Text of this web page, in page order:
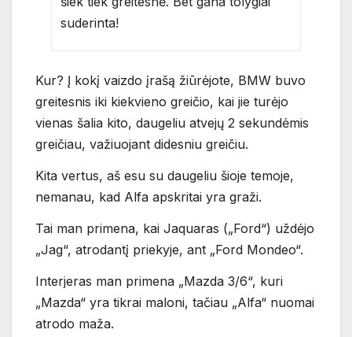
suderinta!
Kur? Į kokį vaizdo įrašą žiūrėjote, BMW buvo
greitesnis iki kiekvieno greičio, kai jie turėjo
vienas šalia kito, daugeliu atvejų 2 sekundėmis
greičiau, važiuojant didesniu greičiu.
Kita vertus, aš esu su daugeliu šioje temoje,
nemanau, kad Alfa apskritai yra graži.
Tai man primena, kai Jaquaras („Ford“) uždėjo
„Jag“, atrodantį priekyje, ant „Ford Mondeo“.
Interjeras man primena „Mazda 3/6“, kuri
„Mazda“ yra tikrai maloni, tačiau „Alfa“ nuomai
atrodo maža.